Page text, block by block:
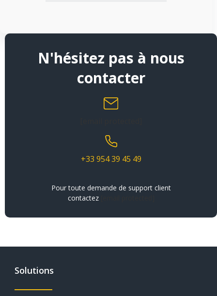
N'hésitez pas à nous
contacter
+33 954 39 45 49
Pour toute demande de support client
contactez
Solutions